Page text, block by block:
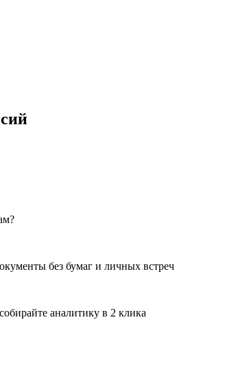
без бумаг и личных встреч
аналитику в 2 клика